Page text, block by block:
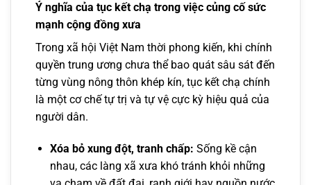
Ý nghĩa của tục kết chạ trong việc củng cố sức
mạnh cộng đồng xưa
Trong xã hội Việt Nam thời phong kiến, khi chính
quyền trung ương chưa thể bao quát sâu sát đến
từng vùng nông thôn khép kín, tục kết chạ chính
là một cơ chế tự trị và tự vệ cực kỳ hiệu quả của
người dân.
Xóa bỏ xung đột, tranh chấp: Sống kề cận
nhau, các làng xã xưa khó tránh khỏi những